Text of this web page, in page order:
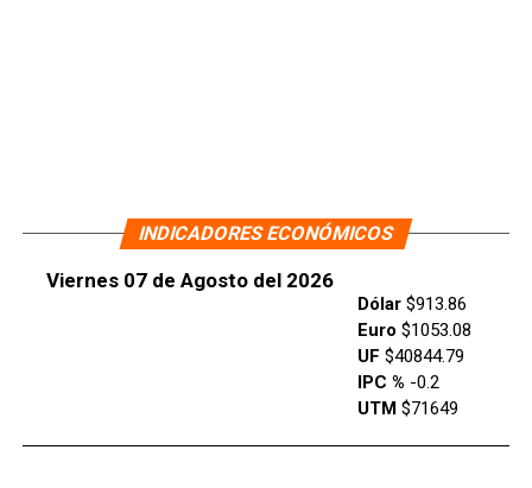
INDICADORES ECONÓMICOS
Viernes 07 de Agosto del 2026
Dólar$913.86
Euro $1053.08
UF $40844.79
IPC % -0.2
UTM$71649